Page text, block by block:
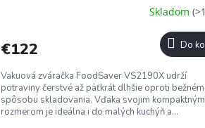
Skladom
€122 Do
Vakuová zváračka FoodSaver VS2190X udrží
potraviny čerstvé až päťkrát dlhšie oproti
spôsobu skladovania. Vďaka svojim kompaktným
rozmerom je ideálna i do malých kuchýň a...